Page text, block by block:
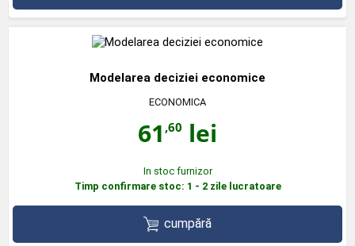
Modelarea deciziei economice
ECONOMICA
61 ,60 lei
In stoc furnizor
Timp confirmare stoc: 1 - 2 zile lucratoare
cumpără